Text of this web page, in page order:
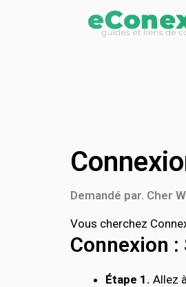
Demandé par. Cher
Vous cherchez
Connexion
Étape 1. Allez